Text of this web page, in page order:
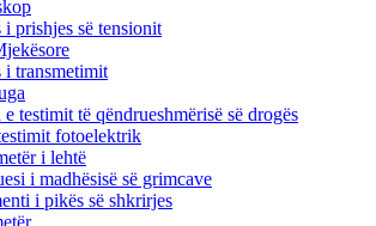
i prishjes së tensionit
i transmetimit
testimit të qëndrueshmërisë së drogës
fotoelektrik
i lehtë
i madhësisë së grimcave
i pikës së shkrirjes